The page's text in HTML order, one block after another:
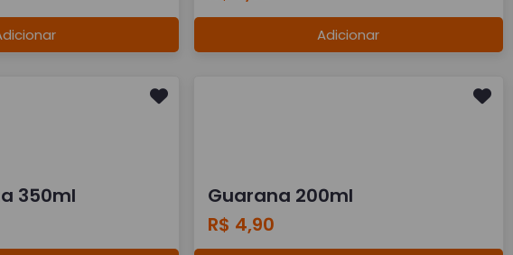
Adicionar
350ml
Guarana 200ml
R$ 4,90